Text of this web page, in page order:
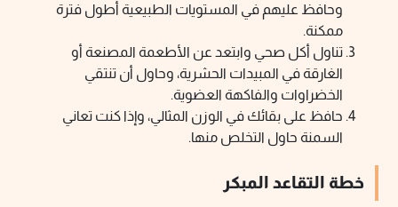
وحافظ عليهم في المستويات الطبيعية أطول فترة
ممكنة.
تناول أكل صحي وابتعد عن الأطعمة المصنعة أو
الغارقة في المبيدات الحشرية، وحاول أن تنتقي
الخضراوات والفاكهة العضوية.
حافظ على بقائك في الوزن المثالي، وإذا كنت تعاني
السمنة حاول التخلص منها.
خطة التقاعد المبكر